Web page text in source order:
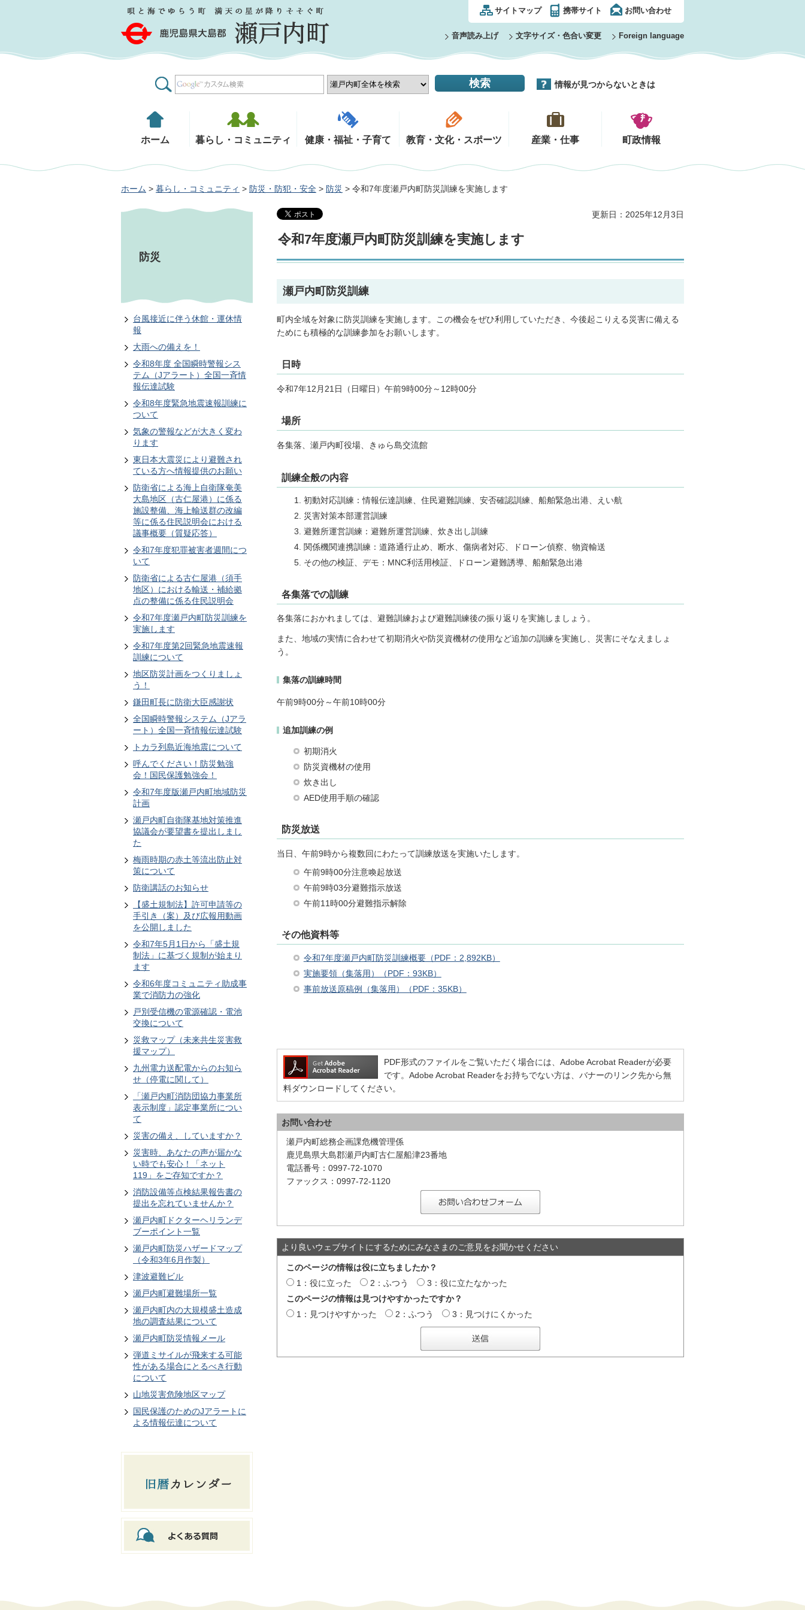
鹿児島県大島郡 瀬戸内町 サイトマップ 携帯サイト お問い合わせ
音声読み上げ 文字サイズ・色合い変更 Foreign language
情報が見つからないときは
ホーム 暮らし・コミュニティ 健康・福祉・子育て 教育・文化・スポーツ 産業・仕事 町政情報
ホーム > 暮らし・コミュニティ > 防災・防犯・安全 > 防災 > 令和7年度瀬戸内町防災訓練を実施します
防災
台風接近に伴う休館・運休情
報
大雨への備えを！
令和8年度 全国瞬時警報シス
テム（Jアラート）全国一斉情
報伝達試験
令和8年度緊急地震速報訓練に
ついて
気象の警報などが大きく変わ
ります
東日本大震災により避難され
ている方へ情報提供のお願い
防衛省による海上自衛隊奄美
大島地区（古仁屋港）に係る
施設整備、海上輸送群の改編
等に係る住民説明会における
議事概要（質疑応答）
令和7年度犯罪被害者週間につ
いて
防衛省による古仁屋港（須手
地区）における輸送・補給拠
点の整備に係る住民説明会
令和7年度瀬戸内町防災訓練を
実施します
令和7年度第2回緊急地震速報
訓練について
地区防災計画をつくりましょ
う！
鎌田町長に防衛大臣感謝状
全国瞬時警報システム（Jアラ
ート）全国一斉情報伝達試験
トカラ列島近海地震について
呼んでください！防災勉強
会！国民保護勉強会！
令和7年度版瀬戸内町地域防災
計画
瀬戸内町自衛隊基地対策推進
協議会が要望書を提出しまし
た
梅雨時期の赤土等流出防止対
策について
防衛講話のお知らせ
【盛土規制法】許可申請等の
手引き（案）及び広報用動画
を公開しました
令和7年5月1日から「盛土規
制法」に基づく規制が始まり
ます
令和6年度コミュニティ助成事
業で消防力の強化
戸別受信機の電源確認・電池
交換について
災救マップ（未来共生災害救
援マップ）
九州電力送配電からのお知ら
せ（停電に関して）
「瀬戸内町消防団協力事業所
表示制度」認定事業所につい
て
災害の備え、していますか？
災害時、あなたの声が届かな
い時でも安心！「ネット
119」をご存知ですか？
消防設備等点検結果報告書の
提出を忘れていませんか？
瀬戸内町ドクターヘリランデ
ブーポイント一覧
瀬戸内町防災ハザードマップ
（令和3年6月作製）
津波避難ビル
瀬戸内町避難場所一覧
瀬戸内町内の大規模盛土造成
地の調査結果について
瀬戸内町防災情報メール
弾道ミサイルが飛来する可能
性がある場合にとるべき行動
について
山地災害危険地区マップ
国民保護のためのJアラートに
よる情報伝達について
更新日：2025年12月3日
令和7年度瀬戸内町防災訓練を実施します
瀬戸内町防災訓練
町内全域を対象に防災訓練を実施します。この機会をぜひ利用していただき、今後起こりえる災害に備える
ためにも積極的な訓練参加をお願いします。
日時
令和7年12月21日（日曜日）午前9時00分～12時00分
場所
各集落、瀬戸内町役場、きゅら島交流館
訓練全般の内容
初動対応訓練：情報伝達訓練、住民避難訓練、安否確認訓練、船舶緊急出港、えい航
災害対策本部運営訓練
避難所運営訓練：避難所運営訓練、炊き出し訓練
関係機関連携訓練：道路通行止め、断水、傷病者対応、ドローン偵察、物資輸送
その他の検証、デモ：MNC利活用検証、ドローン避難誘導、船舶緊急出港
各集落での訓練
各集落におかれましては、避難訓練および避難訓練後の振り返りを実施しましょう。
また、地域の実情に合わせて初期消火や防災資機材の使用など追加の訓練を実施し、災害にそなえましょ
う。
集落の訓練時間
午前9時00分～午前10時00分
追加訓練の例
初期消火
防災資機材の使用
炊き出し
AED使用手順の確認
防災放送
当日、午前9時から複数回にわたって訓練放送を実施いたします。
午前9時00分注意喚起放送
午前9時03分避難指示放送
午前11時00分避難指示解除
その他資料等
令和7年度瀬戸内町防災訓練概要（PDF：2,892KB）
実施要領（集落用）（PDF：93KB）
事前放送原稿例（集落用）（PDF：35KB）
PDF形式のファイルをご覧いただく場合には、Adobe Acrobat Readerが必要
です。Adobe Acrobat Readerをお持ちでない方は、バナーのリンク先から無
料ダウンロードしてください。
お問い合わせ
瀬戸内町総務企画課危機管理係
鹿児島県大島郡瀬戸内町古仁屋船津23番地
電話番号：0997-72-1070
ファックス：0997-72-1120
より良いウェブサイトにするためにみなさまのご意見をお聞かせください
このページの情報は役に立ちましたか？
1：役に立った
2：ふつう
3：役に立たなかった
このページの情報は見つけやすかったですか？
1：見つけやすかった
2：ふつう 3：見つけにくかった